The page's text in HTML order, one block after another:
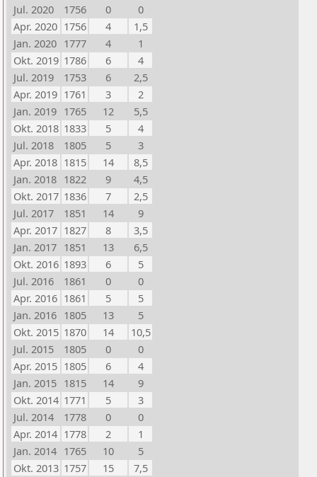
Jul. 2020
1756 0
0
Apr. 2020 1756 4
1,5
Jan. 2020 1777 4
1
Okt. 2019 1786 6
4
Jul. 2019
1753 6
2,5
Apr. 2019 1761 3
2
Jan. 2019 1765 12
5,5
Okt. 2018 1833 5
4
Jul. 2018
1805 5
3
Apr. 2018 1815 14
8,5
Jan. 2018 1822 9
4,5
Okt. 2017 1836 7
2,5
Jul. 2017
1851 14
9
Apr. 2017 1827 8
3,5
Jan. 2017 1851 13
6,5
Okt. 2016 1893 6
5
Jul. 2016
1861 0
0
Apr. 2016 1861 5
5
Jan. 2016 1805 13
5
Okt. 2015 1870 14
10,5
Jul. 2015
1805 0
0
Apr. 2015 1805 6
4
Jan. 2015 1815 14
9
Okt. 2014 1771 5
3
Jul. 2014
1778 0
0
Apr. 2014 1778 2
1
Jan. 2014 1765 10
5
Okt. 2013 1757 15
7,5